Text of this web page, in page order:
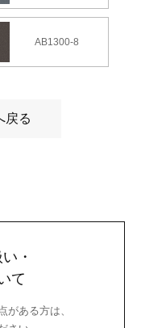
AB1300-8
戻る
・
て
がある方は、